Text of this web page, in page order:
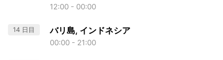
12:00 - 00:00
14 日目 バリ島, インドネシア
00:00 - 21:00